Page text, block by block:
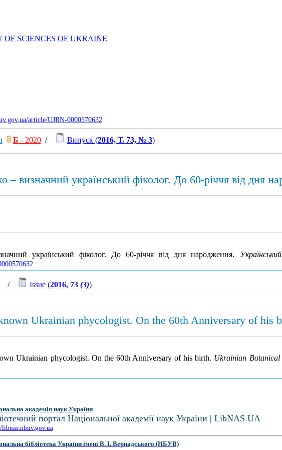
SCIENCES OF UKRAINE
article/UJRN-0000570632
Б - 2020/ Випуск (2016, Т. 73, № 3)
визначний український фіколог. До 60-річчя від дня
український фіколог. До 60-річчя від дня народження.
/ Issue (2016, 73 (3))
Ukrainian phycologist. On the 60th Anniversary of his
Ukrainian phycologist. On the 60th Anniversary of his birth. Ukrainian Botanical
академія наук України
портал Національної академії наук України | LibNAS UA
бібліотека України імені В. І. Вернадського (НБУВ)